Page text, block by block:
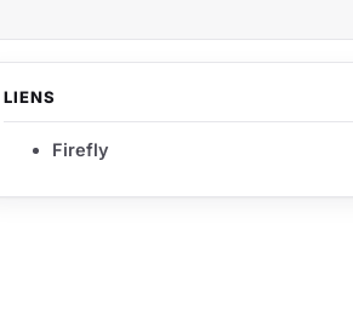
LIENS
Firefly